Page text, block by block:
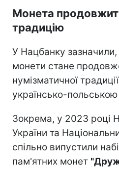
Монета
традицію
У Нацбанку
монети стане
нумізматичної
українсько-польською
Зокрема, у 2023 році
України та
спільно випустили
пам'ятних монет